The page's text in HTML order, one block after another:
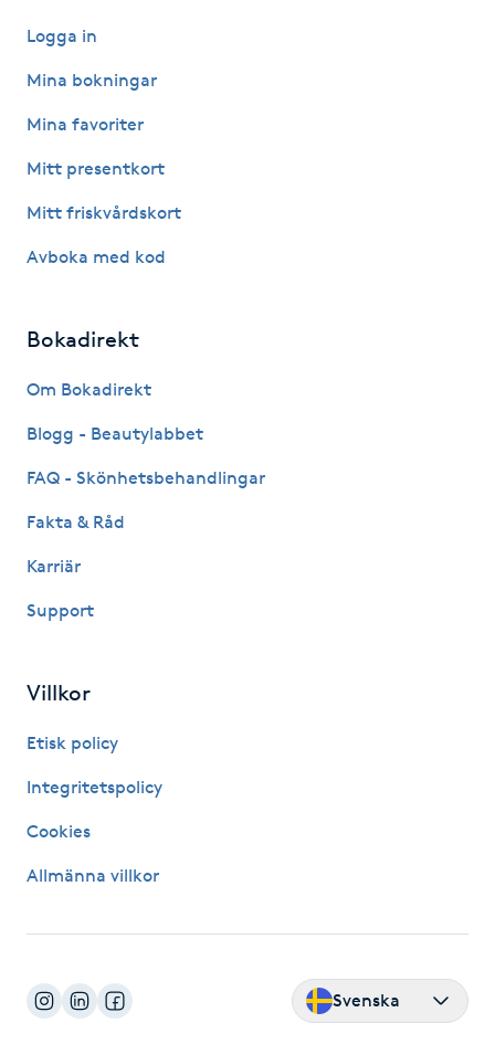
Kinesiologi
Kiropraktik
Klangmassage
Klippning
Klippning & Slingor
Koppningsmassage
Kosmetisk tatuering
Kroppsinpackning
Käkledsbehandling
Kärlbehandling
Logga in
Mina bokningar
Mina favoriter
Mitt presentkort
Mitt friskvårdskort
Avboka med kod
Bokadirekt
Om Bokadirekt
Blogg - Beautylabbet
FAQ - Skönhetsbehandlingar
Fakta & Råd
Karriär
Support
Villkor
Etisk policy
Integritetspolicy
Cookies
Allmänna villkor
Svenska